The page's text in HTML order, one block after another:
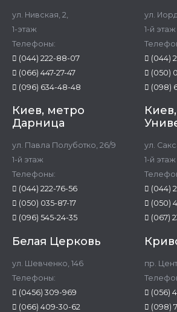
ул. Нивская, 2,
1-этаж
Телефоны:
(044) 222-88-07
(066) 447-27-47
(096) 634-48-48
ул.
1-й этаж
(044)
(050)
(098)
Киев, метро
Дарница
ул. Павла Полуботко, 26/9
1-й этаж
Телефоны:
(044) 222-76-56
(050) 035-87-17
(096) 545-24-35
ул.
1-й этаж
(044)
(050)
(067)
Белая Церковь
ул. Шевченко, 146
Телефоны:
(0456) 309-969
(066) 409-30-62
пр.
(056)
(098)